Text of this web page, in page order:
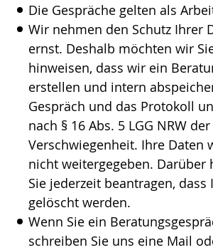
Die Gespräche gelten als
Wir nehmen den Schutz Ihrer
ernst. Deshalb möchten wir
hinweisen, dass wir ein
erstellen und intern
Gespräch und das Protokoll
nach § 16 Abs. 5 LGG NRW der
Verschwiegenheit. Ihre Daten
nicht weitergegeben. Darüber
Sie jederzeit beantragen, dass
gelöscht werden.
Wenn Sie ein
schreiben Sie uns eine Mail
wechseln.
Deutscher
Gebärdensprache
wird
angezeigt.